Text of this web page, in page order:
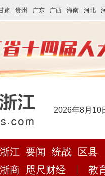
肃 贵州 广东 广西 海南 河北
2026年8月10
江 要闻 统战
区县
浙商 咫尺财经 教